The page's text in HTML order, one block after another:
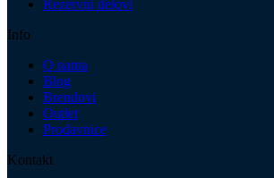
Rezervni delovi
Info
O nama
Blog
Brendovi
Outlet
Prodavnice
Kontakt